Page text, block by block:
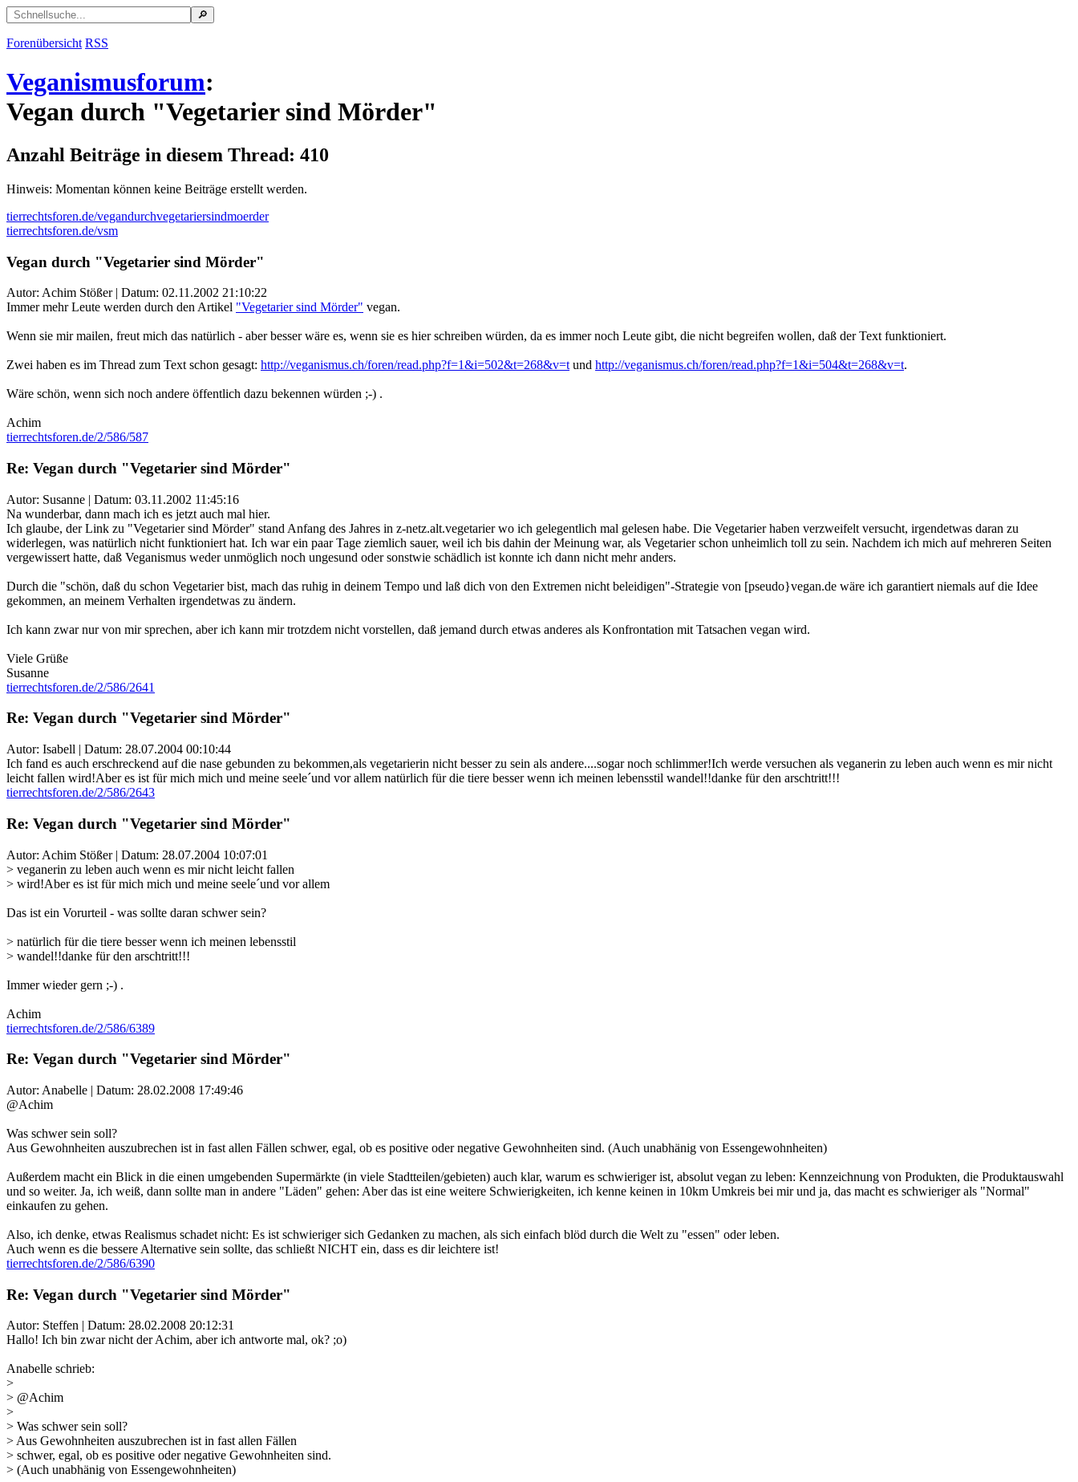
Forenübersicht RSS
Veganismusforum:
Vegan durch "Vegetarier sind Mörder"
Anzahl Beiträge in diesem Thread: 410
Hinweis: Momentan können keine Beiträge erstellt werden.
tierrechtsforen.de/vegandurchvegetariersindmoerder
tierrechtsforen.de/vsm
Vegan durch "Vegetarier sind Mörder"
Autor: Achim Stößer | Datum: 02.11.2002 21:10:22
Immer mehr Leute werden durch den Artikel "Vegetarier sind Mörder" vegan.
Wenn sie mir mailen, freut mich das natürlich - aber besser wäre es, wenn sie es hier schreiben würden, da es immer noch Leute gibt, die nicht begreifen wollen, daß der Text funktioniert.
Zwei haben es im Thread zum Text schon gesagt: http://veganismus.ch/foren/read.php?f=1&i=502&t=268&v=t und http://veganismus.ch/foren/read.php?f=1&i=504&t=268&v=t.
Wäre schön, wenn sich noch andere öffentlich dazu bekennen würden ;-) .
Achim
tierrechtsforen.de/2/586/587
Re: Vegan durch "Vegetarier sind Mörder"
Autor: Susanne | Datum: 03.11.2002 11:45:16
Na wunderbar, dann mach ich es jetzt auch mal hier.
Ich glaube, der Link zu "Vegetarier sind Mörder" stand Anfang des Jahres in z-netz.alt.vegetarier wo ich gelegentlich mal gelesen habe. Die Vegetarier haben verzweifelt versucht, irgendetwas daran zu
widerlegen, was natürlich nicht funktioniert hat. Ich war ein paar Tage ziemlich sauer, weil ich bis dahin der Meinung war, als Vegetarier schon unheimlich toll zu sein. Nachdem ich mich auf mehreren Seiten
vergewissert hatte, daß Veganismus weder unmöglich noch ungesund oder sonstwie schädlich ist konnte ich dann nicht mehr anders.
Durch die "schön, daß du schon Vegetarier bist, mach das ruhig in deinem Tempo und laß dich von den Extremen nicht beleidigen"-Strategie von [pseudo}vegan.de wäre ich garantiert niemals auf die Idee
gekommen, an meinem Verhalten irgendetwas zu ändern.
Ich kann zwar nur von mir sprechen, aber ich kann mir trotzdem nicht vorstellen, daß jemand durch etwas anderes als Konfrontation mit Tatsachen vegan wird.
Viele Grüße
Susanne
tierrechtsforen.de/2/586/2641
Re: Vegan durch "Vegetarier sind Mörder"
Autor: Isabell | Datum: 28.07.2004 00:10:44
Ich fand es auch erschreckend auf die nase gebunden zu bekommen,als vegetarierin nicht besser zu sein als andere....sogar noch schlimmer!Ich werde versuchen als veganerin zu leben auch wenn es mir nicht
leicht fallen wird!Aber es ist für mich mich und meine seele´und vor allem natürlich für die tiere besser wenn ich meinen lebensstil wandel!!danke für den arschtritt!!!
tierrechtsforen.de/2/586/2643
Re: Vegan durch "Vegetarier sind Mörder"
Autor: Achim Stößer | Datum: 28.07.2004 10:07:01
> veganerin zu leben auch wenn es mir nicht leicht fallen
> wird!Aber es ist für mich mich und meine seele´und vor allem
Das ist ein Vorurteil - was sollte daran schwer sein?
> natürlich für die tiere besser wenn ich meinen lebensstil
> wandel!!danke für den arschtritt!!!
Immer wieder gern ;-) .
Achim
tierrechtsforen.de/2/586/6389
Re: Vegan durch "Vegetarier sind Mörder"
Autor: Anabelle | Datum: 28.02.2008 17:49:46
@Achim
Was schwer sein soll?
Aus Gewohnheiten auszubrechen ist in fast allen Fällen schwer, egal, ob es positive oder negative Gewohnheiten sind. (Auch unabhänig von Essengewohnheiten)
Außerdem macht ein Blick in die einen umgebenden Supermärkte (in viele Stadtteilen/gebieten) auch klar, warum es schwieriger ist, absolut vegan zu leben: Kennzeichnung von Produkten, die Produktauswahl
und so weiter. Ja, ich weiß, dann sollte man in andere "Läden" gehen: Aber das ist eine weitere Schwierigkeiten, ich kenne keinen in 10km Umkreis bei mir und ja, das macht es schwieriger als "Normal"
einkaufen zu gehen.
Also, ich denke, etwas Realismus schadet nicht: Es ist schwieriger sich Gedanken zu machen, als sich einfach blöd durch die Welt zu "essen" oder leben.
Auch wenn es die bessere Alternative sein sollte, das schließt NICHT ein, dass es dir leichtere ist!
tierrechtsforen.de/2/586/6390
Re: Vegan durch "Vegetarier sind Mörder"
Autor: Steffen | Datum: 28.02.2008 20:12:31
Hallo! Ich bin zwar nicht der Achim, aber ich antworte mal, ok? ;o)
Anabelle schrieb:
>
> @Achim
>
> Was schwer sein soll?
> Aus Gewohnheiten auszubrechen ist in fast allen Fällen
> schwer, egal, ob es positive oder negative Gewohnheiten sind.
> (Auch unabhänig von Essengewohnheiten)